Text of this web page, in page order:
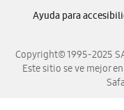
Copyright© 1995-2025
Este sitio se ve mejor
Ayuda para